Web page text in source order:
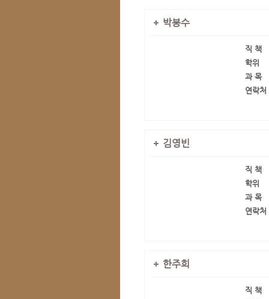
박봉수
직 책
학위
과 목
연락처
김영빈
직 책
학위
과 목
연락처
한주희
직 책